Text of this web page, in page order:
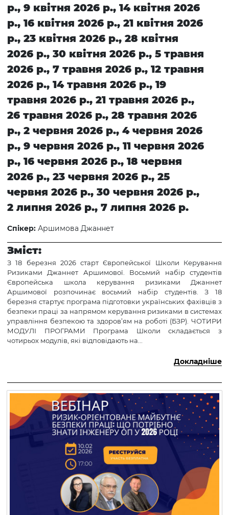
р., 9 квітня 2026 р., 14 квітня 2026
р., 16 квітня 2026 р., 21 квітня 2026
р., 23 квітня 2026 р., 28 квітня
2026 р., 30 квітня 2026 р., 5 травня
2026 р., 7 травня 2026 р., 12 травня
2026 р., 14 травня 2026 р., 19
травня 2026 р., 21 травня 2026 р.,
26 травня 2026 р., 28 травня 2026
р., 2 червня 2026 р., 4 червня 2026
р., 9 червня 2026 р., 11 червня 2026
р., 16 червня 2026 р., 18 червня
2026 р., 23 червня 2026 р., 25
червня 2026 р., 30 червня 2026 р.,
2 липня 2026 р., 7 липня 2026 р.
Спікер: Аршимова Джаннет
Зміст:
З 18 березня 2026 старт Європейської Школи Керування
Ризиками Джаннет Аршимової. Восьмий набір студентів
Європейська школа керування ризиками Джаннет
Аршимової розпочинає восьмий набір студентів. З 18
березня стартує програма підготовки українських фахівців з
безпеки праці за напрямом керування ризиками в системах
управління безпекою та здоров’ям на роботі (БЗР). ЧОТИРИ
МОДУЛІ ПРОГРАМИ Програма Школи складається з
чотирьох модулів, які відповідають на...
Докладніше